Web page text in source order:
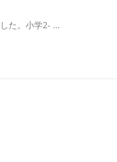
た。小学2- …